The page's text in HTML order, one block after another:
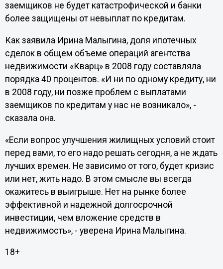
заемщиков не будет катастрофической и банки
более защищены от невыплат по кредитам.
Как заявила Ирина Малыгина, доля ипотечных
сделок в общем объеме операций агентства
недвижимости «Кварц» в 2008 году составляла
порядка 40 процентов. «И ни по одному кредиту, ни
в 2008 году, ни позже проблем с выплатами
заемщиков по кредитам у нас не возникало», -
сказала она.
«Если вопрос улучшения жилищных условий стоит
перед вами, то его надо решать сегодня, а не ждать
лучших времен. Не зависимо от того, будет кризис
или нет, жить надо. В этом смысле вы всегда
окажитесь в выигрыше. Нет на рынке более
эффективной и надежной долгосрочной
инвестиции, чем вложение средств в
недвижимость», - уверена Ирина Малыгина.
18+